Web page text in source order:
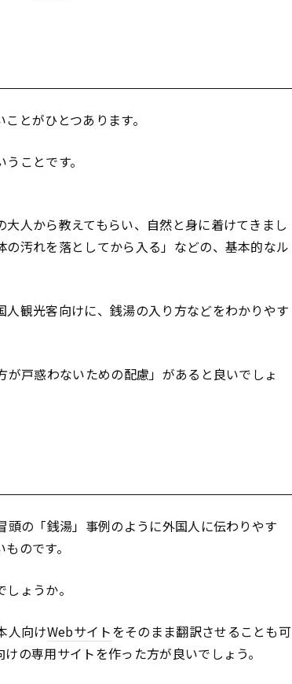
とがひとつあります。
ことです。
人から教えてもらい、自然と身に着けてきまし
汚れを落としてから入る」などの、基本的なル
観光客向けに、銭湯の入り方などをわかりやす
が戸惑わないための配慮」があると良いでしょ
頭の「銭湯」事例のように外国人に伝わりやす
のです。
ょうか。
人向けWebサイトをそのまま翻訳させることも可
の専用サイトを作った方が良いでしょう。